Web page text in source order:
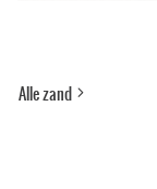
Alle zand